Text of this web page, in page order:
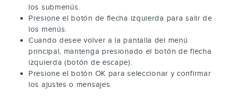
los submenús.
Presione el botón de flecha izquierda para salir de
los menús.
Cuando desee volver a la pantalla del menú
principal, mantenga presionado el botón de flecha
izquierda (botón de escape).
Presione el botón OK para seleccionar y confirmar
los ajustes o mensajes.